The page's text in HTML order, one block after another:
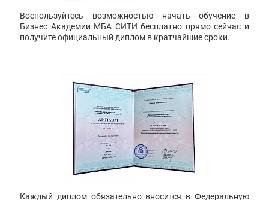
Воспользуйтесь возможностью начать обучение в
Бизнес Академии МБА СИТИ бесплатно прямо сейчас и
получите официальный диплом в кратчайшие сроки.
Каждый диплом обязательно вносится в Федеральную